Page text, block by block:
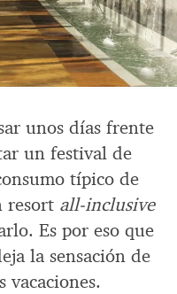
unos días frente
un festival de
típico de
resort all-inclusive
Es por eso que
la sensación de
vacaciones.